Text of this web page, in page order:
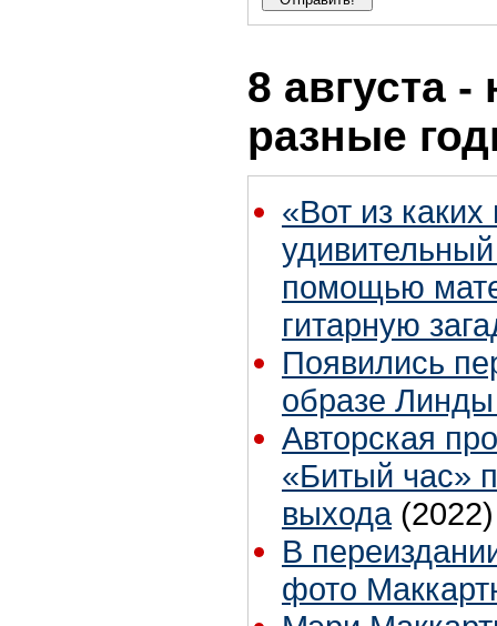
8 августа -
разные
«Вот из каких
помощью
гитарную
Появились
образе
Авторская
«Битый час»
выхода (2022)
В
фото